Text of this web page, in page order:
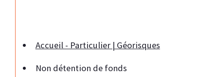
Accueil - Particulier | Géorisques
Non détention de fonds